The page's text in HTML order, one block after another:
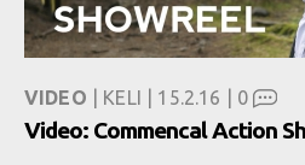
VIDEO | KELI | 15.2.16 | 0
Video: Commencal Action